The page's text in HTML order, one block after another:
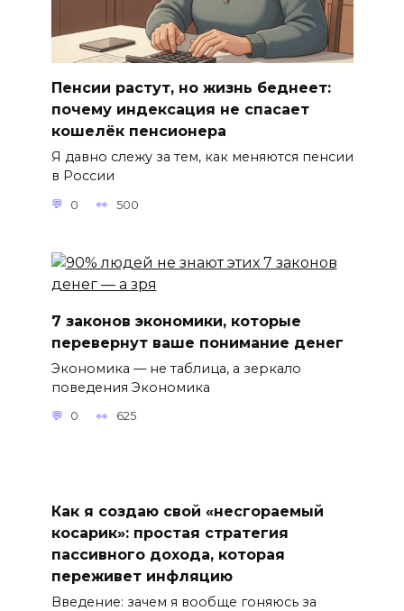
Пенсии растут, но жизнь беднеет:
почему индексация не спасает
кошелёк пенсионера
Я давно слежу за тем, как меняются пенсии
в России
0 500
7 законов экономики, которые
перевернут ваше понимание денег
Экономика — не таблица, а зеркало
поведения Экономика
0 625
Как я создаю свой «несгораемый
косарик»: простая стратегия
пассивного дохода, которая
переживет инфляцию
Введение: зачем я вообще гоняюсь за